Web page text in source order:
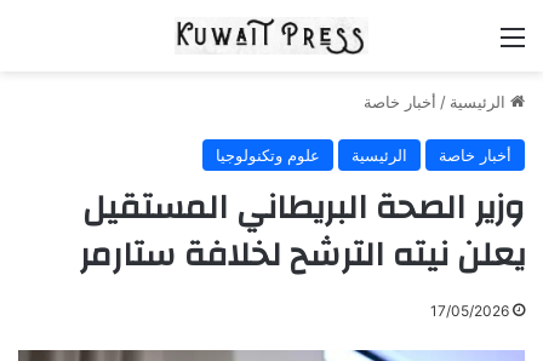
الرئيسية / أخبار خاصة
أخبار خاصة الرئيسية علوم وتكنولوجيا
وزير الصحة البريطاني المستقيل
يعلن نيته الترشح لخلافة ستارمر
17/05/2026